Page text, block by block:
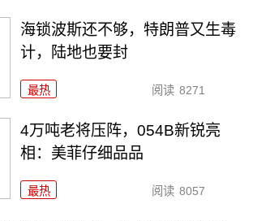
海锁波斯还不够，特朗普又生毒
计，陆地也要封
最热 阅读 8271
4万吨老将压阵，054B新锐亮
相：美菲仔细品品
最热 阅读 8057